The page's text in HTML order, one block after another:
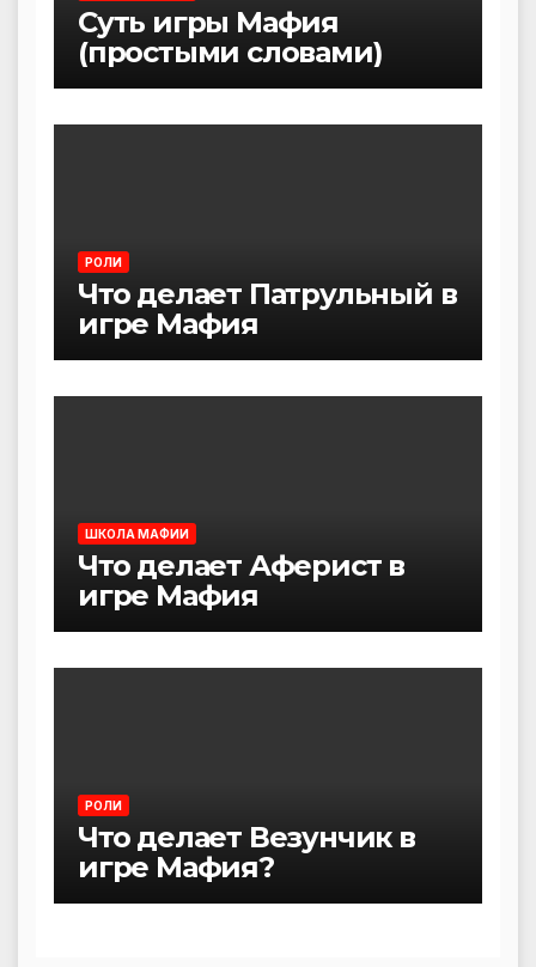
Суть игры Мафия
(простыми словами)
РОЛИ
Что делает Патрульный в
игре Мафия
ШКОЛА МАФИИ
Что делает Аферист в
игре Мафия
РОЛИ
Что делает Везунчик в
игре Мафия?